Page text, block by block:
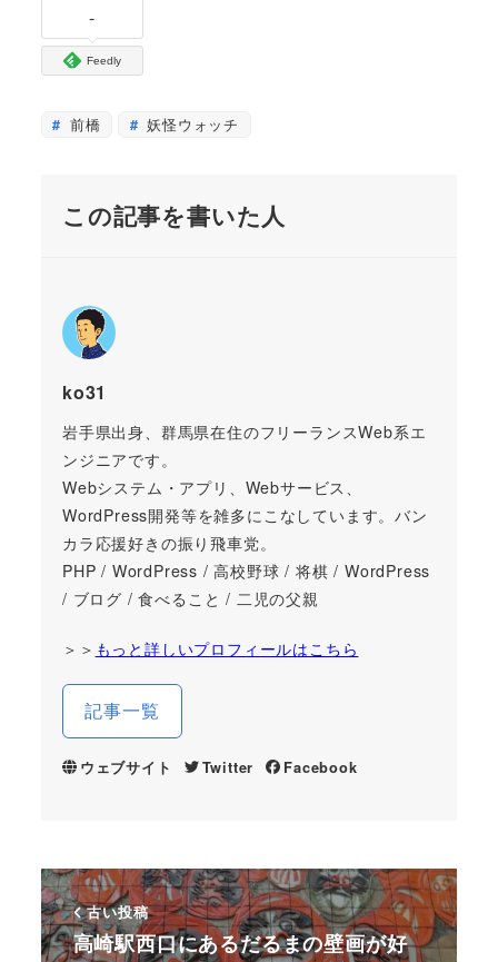
-
Feedly
前橋 妖怪ウォッチ
この記事を書いた人
ko31
岩手県出身、群馬県在住のフリーランスWeb系エ
ンジニアです。
Webシステム・アプリ、Webサービス、
WordPress開発等を雑多にこなしています。バン
カラ応援好きの振り飛車党。
PHP / WordPress / 高校野球 / 将棋 / WordPress
/ ブログ / 食べること / 二児の父親
＞＞ もっと詳しいプロフィールはこちら
記事一覧
ウェブサイト Twitter Facebook
古い投稿
高崎駅西口にあるだるまの壁画が好